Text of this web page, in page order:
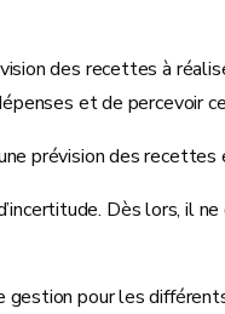
des recettes à
et de percevoir
prévision des recettes
Dès lors, il
pour les